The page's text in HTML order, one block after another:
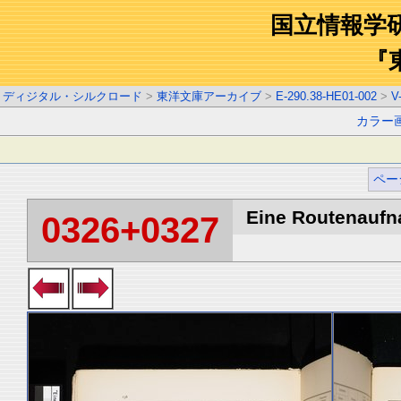
国立情報学
『
ディジタル・シルクロード > 東洋文庫アーカイブ > E-290.38-HE01-002 >
カラー
ペー
0326+0327 Eine